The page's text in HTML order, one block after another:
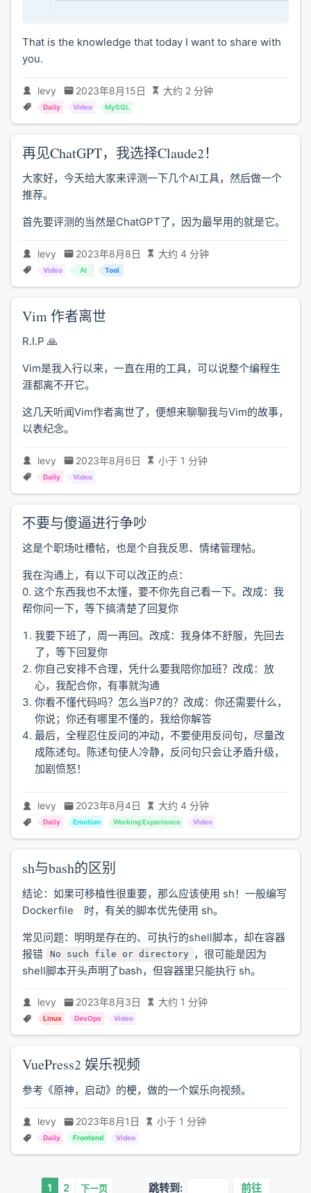
That is the knowledge that today I want to share with
you.
levy 2023年8月15日 大约 2 分钟
Daily Video MySQL
再见ChatGPT，我选择Claude2！
大家好，今天给大家来评测一下几个AI工具，然后做一个
推荐。
首先要评测的当然是ChatGPT了，因为最早用的就是它。
levy 2023年8月8日 大约 4 分钟
Video AI Tool
Vim 作者离世
R.I.P 🙏
Vim是我入行以来，一直在用的工具，可以说整个编程生
涯都离不开它。
这几天听闻Vim作者离世了，便想来聊聊我与Vim的故事，
以表纪念。
levy 2023年8月6日 小于 1 分钟
Daily Video
不要与傻逼进行争吵
这是个职场吐槽帖，也是个自我反思、情绪管理帖。
我在沟通上，有以下可以改正的点：
0. 这个东西我也不太懂，要不你先自己看一下。改成：我
帮你问一下，等下搞清楚了回复你
我要下班了，周一再回。改成：我身体不舒服，先回去
了，等下回复你
你自己安排不合理，凭什么要我陪你加班？改成：放
心，我配合你，有事就沟通
你看不懂代码吗？怎么当P7的？改成：你还需要什么，
你说；你还有哪里不懂的，我给你解答
最后，全程忍住反问的冲动，不要使用反问句，尽量改
成陈述句。陈述句使人冷静，反问句只会让矛盾升级，
加剧愤怒！
levy 2023年8月4日 大约 4 分钟
Daily Emotion Working Experience Video
sh与bash的区别
结论：如果可移植性很重要，那么应该使用 sh！一般编写
Dockerfile 时，有关的脚本优先使用 sh。
常见问题：明明是存在的、可执行的shell脚本，却在容器
报错
No such file or directory ，很可能是因为
shell脚本开头声明了bash，但容器里只能执行 sh。
levy 2023年8月3日 大约 1 分钟
Linux DevOps Video
VuePress2 娱乐视频
参考《原神，启动》的梗，做的一个娱乐向视频。
levy 2023年8月1日 小于 1 分钟
Daily Frontend Video
1 2 下一页 跳转到: 前往